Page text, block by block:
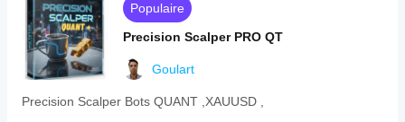
Populaire
Precision Scalper PRO QT
Goulart
Precision Scalper Bots QUANT ,XAUUSD ,